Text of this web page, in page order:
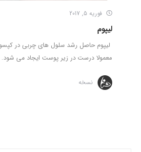
فوریه 5, 2017
لیپوم
لیپوم حاصل رشد سلول های چربی در
معمولا درست در زیر پوست ایجاد می
نسخه